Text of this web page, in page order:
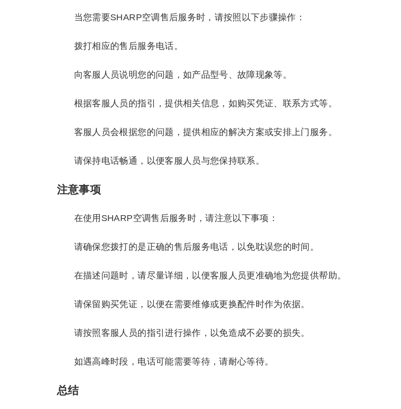
当您需要SHARP空调售后服务时，请按照以下步骤操作：
拨打相应的售后服务电话。
向客服人员说明您的问题，如产品型号、故障现象等。
根据客服人员的指引，提供相关信息，如购买凭证、联系方式等。
客服人员会根据您的问题，提供相应的解决方案或安排上门服务。
请保持电话畅通，以便客服人员与您保持联系。
注意事项
在使用SHARP空调售后服务时，请注意以下事项：
请确保您拨打的是正确的售后服务电话，以免耽误您的时间。
在描述问题时，请尽量详细，以便客服人员更准确地为您提供帮助。
请保留购买凭证，以便在需要维修或更换配件时作为依据。
请按照客服人员的指引进行操作，以免造成不必要的损失。
如遇高峰时段，电话可能需要等待，请耐心等待。
总结